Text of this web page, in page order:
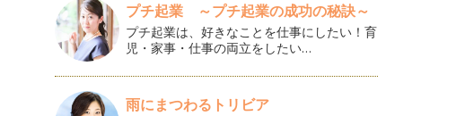
プチ起業 ～プチ起業の成功の秘訣～
プチ起業は、好きなことを仕事にしたい！育
児・家事・仕事の両立をしたい…
雨にまつわるトリビア